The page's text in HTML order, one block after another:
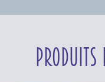
Produits